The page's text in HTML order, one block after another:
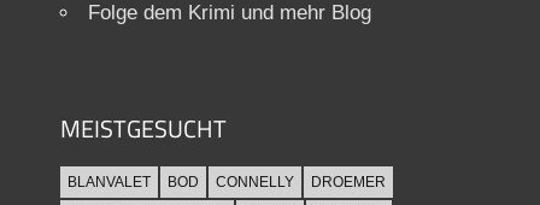
Folge dem Krimi und mehr Blog
MEISTGESUCHT
BLANVALET BOD CONNELLY
DROEMER